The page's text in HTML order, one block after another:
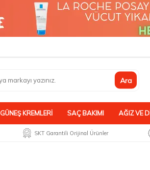
Ara
GÜNEŞ KREMLERI SAÇ BAKIMI AĞIZ VE
SKT Garantili Orijinal Ürünler